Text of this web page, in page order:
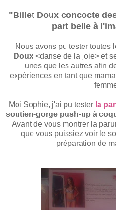
"Billet Doux concocte
part belle à
Nous avons pu tester toutes
Doux <danse de la joie> et
unes que les autres afin
expériences en tant que
Moi Sophie, j'ai pu tester la
soutien-gorge push-up à
Avant de vous montrer la
que vous puissiez voir le
préparation de